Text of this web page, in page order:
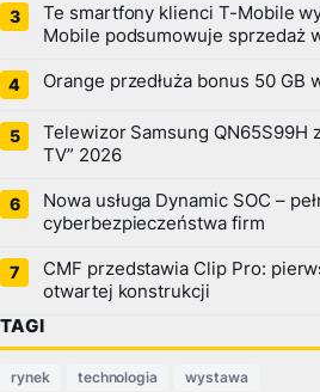
Te smartfony klienci T-Mobile
Mobile podsumowuje sprzedaż
Orange przedłuża bonus 50 GB
Telewizor Samsung QN65S99H
TV” 2026
Nowa usługa Dynamic SOC –
cyberbezpieczeństwa firm
CMF przedstawia Clip Pro:
otwartej konstrukcji
TAGI
rynek technologia wystawa